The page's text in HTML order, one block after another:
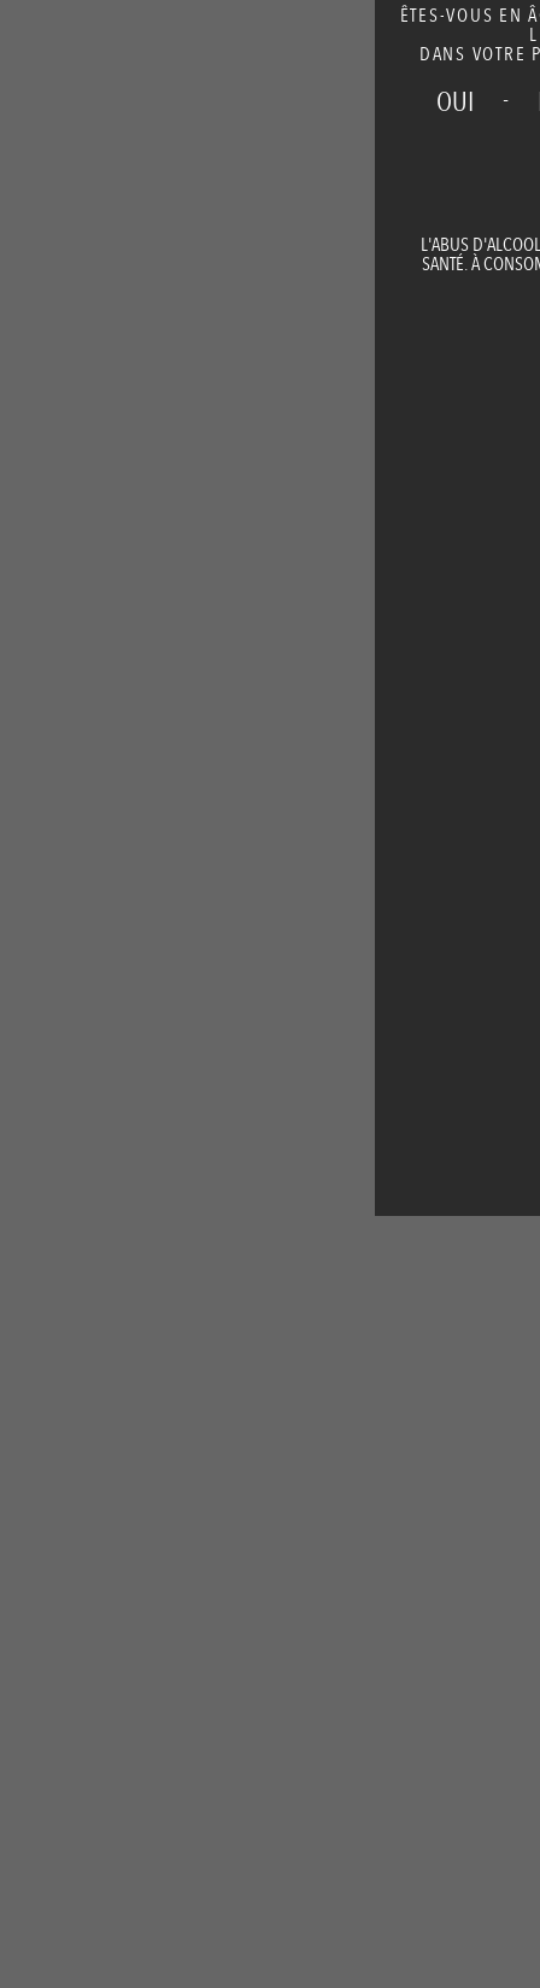
ÊTES-VOUS EN
DANS VOTRE
OUI -
L'ABUS
SANTÉ. À